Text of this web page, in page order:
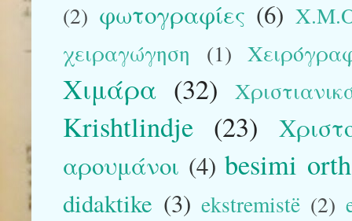
(2) φωτογραφίες (6)
χειραγώγηση
(1)
Χιμάρα (32)
Krishtlindje (23)
αρουμάνοι (4) besimi
didaktike (3) ekstremistë (2)